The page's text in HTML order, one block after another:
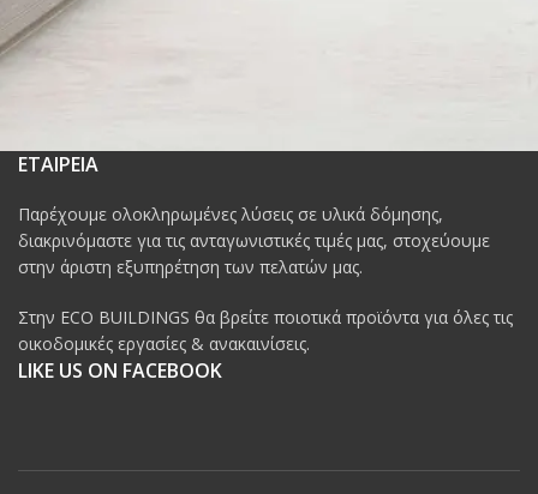
ΕΤΑΙΡΕΙΑ
Παρέχουμε ολοκληρωμένες λύσεις σε υλικά δόμησης,
διακρινόμαστε για τις ανταγωνιστικές τιμές μας, στοχεύουμε
στην άριστη εξυπηρέτηση των πελατών μας.
Στην ECO BUILDINGS θα βρείτε ποιοτικά προϊόντα για όλες τις
οικοδομικές εργασίες & ανακαινίσεις.
LIKE US ON FACEBOOK